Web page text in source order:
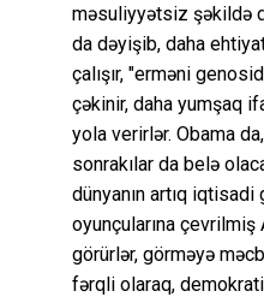
məsuliyyətsiz şəkildə
da dəyişib, daha
çalışır, "erməni
çəkinir, daha yumşaq
yola verirlər. Obama
sonrakılar da belə
dünyanın artıq iqtisadi
oyunçularına çevrilmiş
görürlər, görməyə
fərqli olaraq,